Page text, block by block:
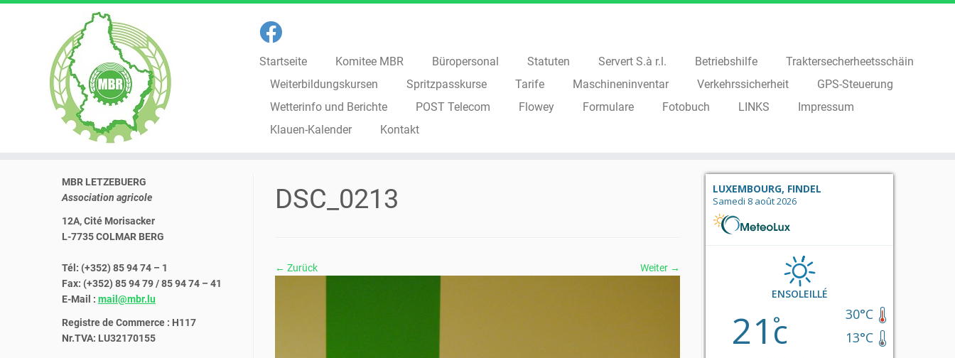
Startseite Komitee MBR Büropersonal Statuten Servert S.à r.l. Betriebshilfe
Traktersecherheetsschäin
Weiterbildungskursen
Spritzpasskurse Tarife Maschineninventar Verkehrssicherheit
GPS-Steuerung
Wetterinfo und Berichte
POST Telecom Flowey Formulare Fotobuch LINKS
Impressum
Klauen-Kalender
Kontakt
MBR LETZEBUERG
Association agricole
12A, Cité Morisacker
L-7735 COLMAR BERG
Tél: (+352) 85 94 74 – 1
Fax: (+352) 85 94 79 / 85 94 74 – 41
E-Mail : mail@mbr.lu
Registre de Commerce : H117
Nr.TVA: LU32170155
DSC_0213
← Zurück Weiter →
LUXEMBOURG, FINDEL
Samedi 8 août 2026
ENSOLEILLÉ
30°C
13°C
21c